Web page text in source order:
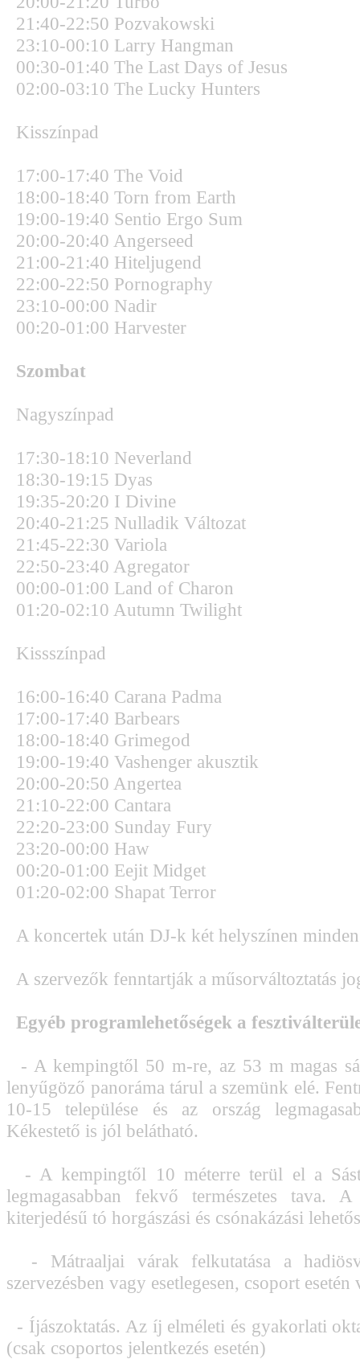
21:40-22:50 Pozvakowski
23:10-00:10 Larry Hangman
00:30-01:40 The Last Days of Jesus
02:00-03:10 The Lucky Hunters
Kisszínpad
17:00-17:40 The Void
18:00-18:40 Torn from Earth
19:00-19:40 Sentio Ergo Sum
20:00-20:40 Angerseed
21:00-21:40 Hiteljugend
22:00-22:50 Pornography
23:10-00:00 Nadir
00:20-01:00 Harvester
Szombat
Nagyszínpad
17:30-18:10 Neverland
18:30-19:15 Dyas
19:35-20:20 I Divine
20:40-21:25 Nulladik Változat
21:45-22:30 Variola
22:50-23:40 Agregator
00:00-01:00 Land of Charon
01:20-02:10 Autumn Twilight
Kissszínpad
16:00-16:40 Carana Padma
17:00-17:40 Barbears
18:00-18:40 Grimegod
19:00-19:40 Vashenger akusztik
20:00-20:50 Angertea
21:10-22:00 Cantara
22:20-23:00 Sunday Fury
23:20-00:00 Haw
00:20-01:00 Eejit Midget
01:20-02:00 Shapat Terror
A koncertek után DJ-k két helyszínen
A szervezők fenntartják a műsorváltoztatás
Egyéb programlehetőségek a
- A kempingtől 50 m-re, az 53 m magas
lenyűgöző panoráma tárul a szemünk elé.
10-15 települése és az ország
Kékestető is jól belátható.
- A kempingtől 10 méterre terül el a
legmagasabban fekvő természetes tava.
kiterjedésű tó horgászási és csónakázási
- Mátraaljai várak felkutatása a
szervezésben vagy esetlegesen, csoport esetén
- Íjászoktatás. Az íj elméleti és gyakorlati
(csak csoportos jelentkezés esetén)